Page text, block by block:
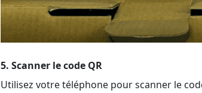
5. Scanner le code QR
Utilisez votre téléphone pour scanner le